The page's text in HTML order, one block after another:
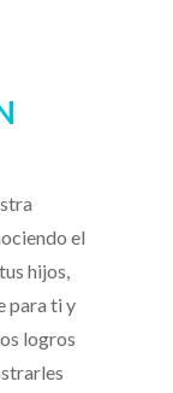
el
hijos,
para ti y
logros